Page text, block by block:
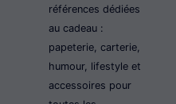
références dédiées
au cadeau :
papeterie, carterie,
humour, lifestyle et
accessoires pour